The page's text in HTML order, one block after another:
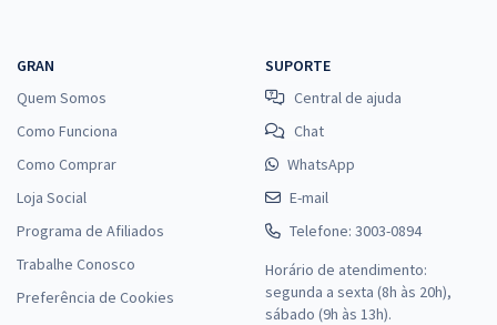
GRAN
Quem Somos
Como Funciona
Como Comprar
Loja Social
Programa de Afiliados
Trabalhe Conosco
Preferência de Cookies
SUPORTE
Central de ajuda
Chat
WhatsApp
E-mail
Telefone: 3003-0894
Horário de atendimento:
segunda a sexta (8h às 20h),
sábado (9h às 13h).